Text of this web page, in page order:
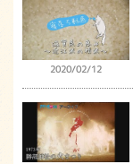
2020/02/12